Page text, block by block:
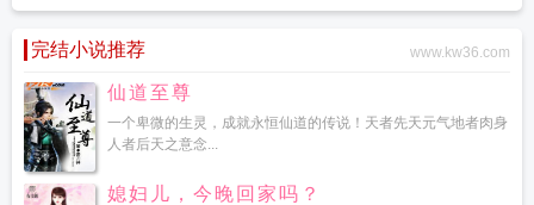
完结小说推荐 www.kw36.com
仙道至尊
一个卑微的生灵，成就永恒仙道的传说！天者先天元气地者肉身
人者后天之意念...
媳妇儿，今晚回家吗？